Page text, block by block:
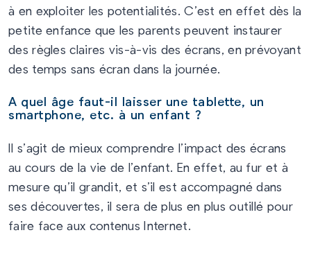
à en exploiter les potentialités. C’est en effet dès la
petite enfance que les parents peuvent instaurer
des règles claires vis-à-vis des écrans, en prévoyant
des temps sans écran dans la journée.
A quel âge faut-il laisser une tablette, un
smartphone, etc. à un enfant ?
Il s’agit de mieux comprendre l’impact des écrans
au cours de la vie de l’enfant. En effet, au fur et à
mesure qu’il grandit, et s’il est accompagné dans
ses découvertes, il sera de plus en plus outillé pour
faire face aux contenus Internet.